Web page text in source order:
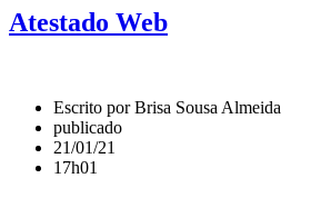
Atestado Web
Escrito por Brisa Sousa Almeida
publicado
21/01/21
17h01